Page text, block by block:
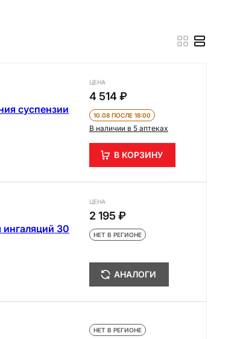
суспензии
ЦЕНА
4 514 ₽
10.08 ПОСЛЕ 18:00
В наличии в 5 аптеках
В КОРЗИНУ
30
ЦЕНА
2 195 ₽
НЕТ В РЕГИОНЕ
АНАЛОГИ
НЕТ В РЕГИОНЕ